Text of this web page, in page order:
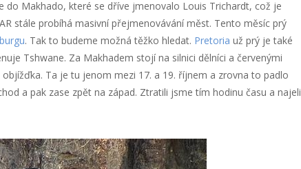
do Makhado, které se dříve jmenovalo Louis Trichardt, což je
stále probíhá masivní přejmenovávání měst. Tento měsíc prý
. Tak to budeme možná těžko hledat. Pretoria už prý je také
Tshwane. Za Makhadem stojí na silnici dělníci a červenými
Ta je tu jenom mezi 17. a 19. říjnem a zrovna to padlo
a pak zase zpět na západ. Ztratili jsme tím hodinu času a najeli